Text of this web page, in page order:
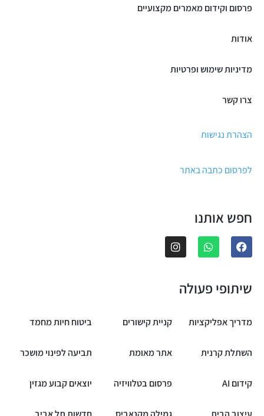
פרסום וקידום מאמרים מקצועיים
אודות
מדיניות שימוש ופרטיות
צרו קשר
הצהרת נגישות
לפרסום כתבה באתר
חפש אותנו
שיתופי פעולה
מדריך אפליקציות קניית קישורים ביטוח חיות מחמד
השתלת קרנית אתר מאומת תביעה לפינוי מושכר
קידום AI פרסום בטלוויזיה יוצאים קבוע מגזין